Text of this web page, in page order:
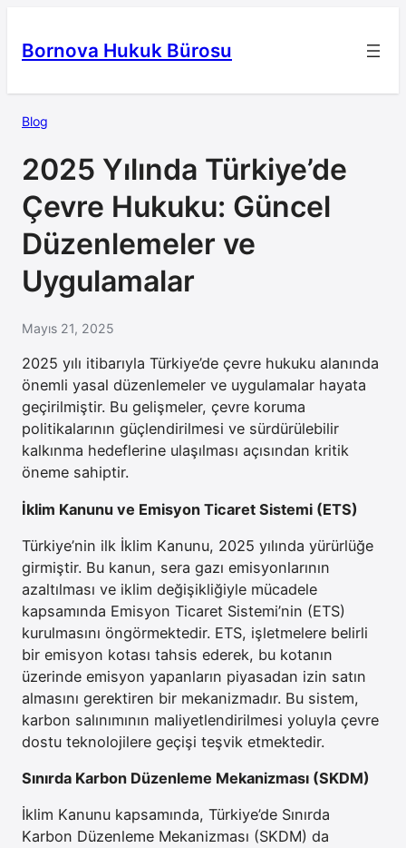
geçBornova Hukuk Bürosu
Blog
2025 Yılında Türkiye’de
Çevre Hukuku: Güncel
Düzenlemeler ve
Uygulamalar
Mayıs 21, 2025
2025 yılı itibarıyla Türkiye’de çevre hukuku alanında
önemli yasal düzenlemeler ve uygulamalar hayata
geçirilmiştir. Bu gelişmeler, çevre koruma
politikalarının güçlendirilmesi ve sürdürülebilir
kalkınma hedeflerine ulaşılması açısından kritik
öneme sahiptir.
İklim Kanunu ve Emisyon Ticaret Sistemi (ETS)
Türkiye’nin ilk İklim Kanunu, 2025 yılında yürürlüğe
girmiştir. Bu kanun, sera gazı emisyonlarının
azaltılması ve iklim değişikliğiyle mücadele
kapsamında Emisyon Ticaret Sistemi’nin (ETS)
kurulmasını öngörmektedir. ETS, işletmelere belirli
bir emisyon kotası tahsis ederek, bu kotanın
üzerinde emisyon yapanların piyasadan izin satın
almasını gerektiren bir mekanizmadır. Bu sistem,
karbon salınımının maliyetlendirilmesi yoluyla çevre
dostu teknolojilere geçişi teşvik etmektedir.
Sınırda Karbon Düzenleme Mekanizması (SKDM)
İklim Kanunu kapsamında, Türkiye’de Sınırda
Karbon Düzenleme Mekanizması (SKDM) da